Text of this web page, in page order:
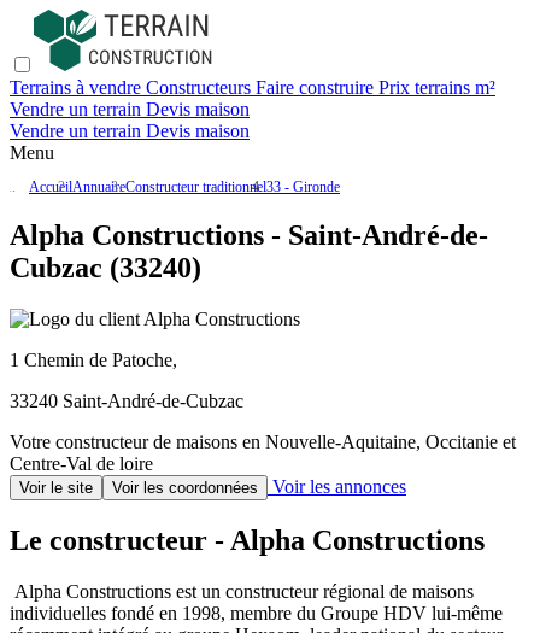
Terrains à vendre Constructeurs Faire construire Prix terrains m²
Vendre un terrain Devis maison
Vendre un terrain Devis maison
Menu
AccueilAnnuaireConstructeur traditionnel33 - Gironde
Alpha Constructions - Saint-André-de-
Cubzac (33240)
1 Chemin de Patoche,
33240 Saint-André-de-Cubzac
Votre constructeur de maisons en Nouvelle-Aquitaine, Occitanie et
Centre-Val de loire
Voir le site Voir les coordonnées Voir les annonces
Le constructeur - Alpha Constructions
Alpha Constructions est un constructeur régional de maisons
individuelles fondé en 1998, membre du Groupe HDV lui-même